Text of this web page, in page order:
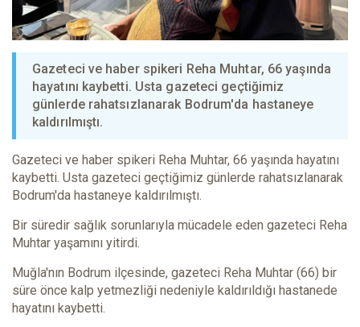
Gazeteci ve haber spikeri Reha Muhtar, 66 yaşında
hayatını kaybetti. Usta gazeteci geçtiğimiz
günlerde rahatsızlanarak Bodrum'da hastaneye
kaldırılmıştı.
Gazeteci ve haber spikeri Reha Muhtar, 66 yaşında hayatını
kaybetti. Usta gazeteci geçtiğimiz günlerde rahatsızlanarak
Bodrum'da hastaneye kaldırılmıştı.
Bir süredir sağlık sorunlarıyla mücadele eden gazeteci Reha
Muhtar yaşamını yitirdi.
Muğla'nın Bodrum ilçesinde, gazeteci Reha Muhtar (66) bir
süre önce kalp yetmezliği nedeniyle kaldırıldığı hastanede
hayatını kaybetti.